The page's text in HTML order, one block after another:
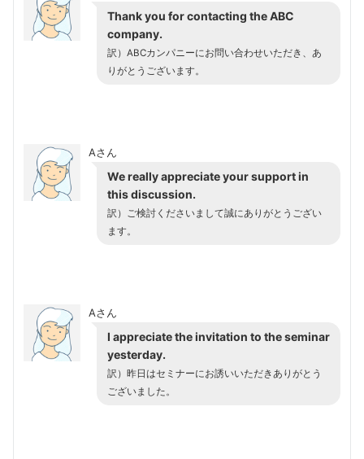
Thank you for contacting the ABC
company.
訳）ABCカンパニーにお問い合わせいただき、あ
りがとうございます。
Aさん
We really appreciate your support in
this discussion.
訳）ご検討くださいまして誠にありがとうござい
ます。
Aさん
I appreciate the invitation to the seminar
yesterday.
訳）昨日はセミナーにお誘いいただきありがとう
ございました。